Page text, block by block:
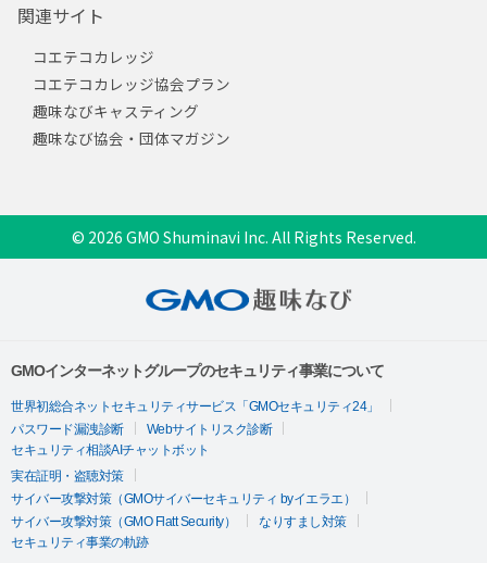
関連サイト
コエテコカレッジ
コエテコカレッジ協会プラン
趣味なびキャスティング
趣味なび協会・団体マガジン
© 2026 GMO Shuminavi Inc. All Rights Reserved.